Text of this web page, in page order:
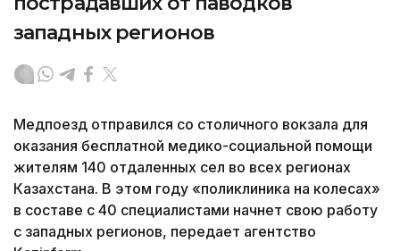
западных регионов
Медпоезд отправился со столичного вокзала для
оказания бесплатной медико-социальной помощи
жителям 140 отдаленных сел во всех регионах
Казахстана. В этом году «поликлиника на колесах»
в составе с 40 специалистами начнет свою работу
с западных регионов, передает агентство